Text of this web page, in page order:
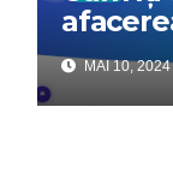
digital
MAI 10, 2024